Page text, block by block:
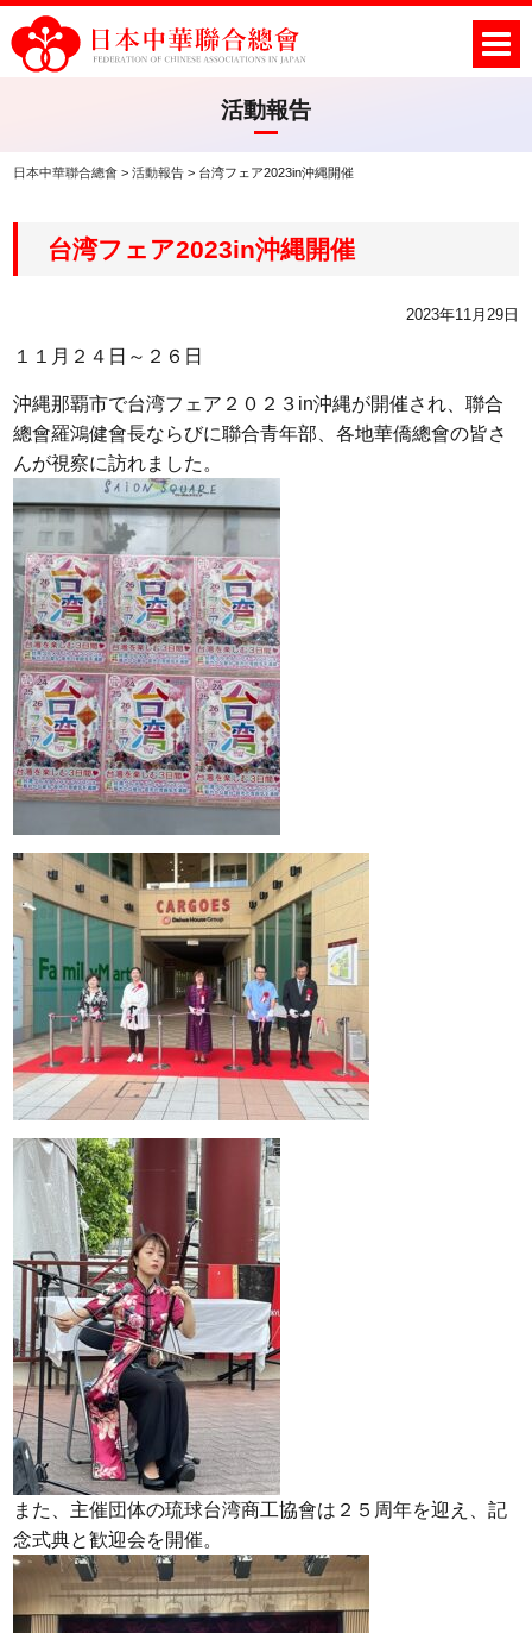
活動報告
日本中華聯合總會 >活動報告 > 台湾フェア2023in沖縄開催
台湾フェア2023in沖縄開催
2023年11月29日
１１月２４日～２６日
沖縄那覇市で台湾フェア２０２３in沖縄が開催され、聯合
總會羅鴻健會長ならびに聯合青年部、各地華僑總會の皆さ
んが視察に訪れました。
また、主催団体の琉球台湾商工協會は２５周年を迎え、記
念式典と歓迎会を開催。